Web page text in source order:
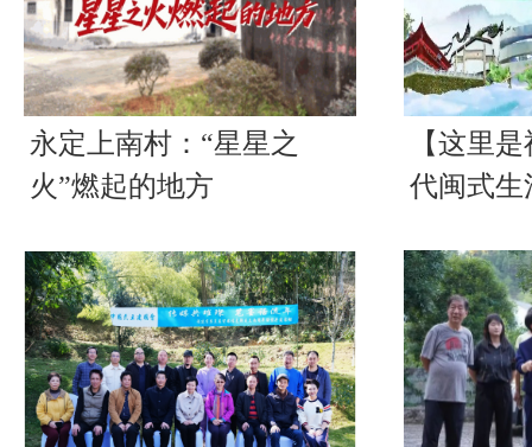
永定上南村：“星星之
火”燃起的地方
【这里
代闽式生